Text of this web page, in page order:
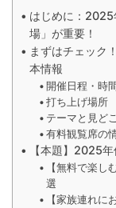
はじめに：2025
場」が重要！
まずはチェック
本情報
開催日程・時
打ち上げ場所
テーマと見ど
有料観覧席の
【本題】2025
【無料で楽
選
【家族連れに